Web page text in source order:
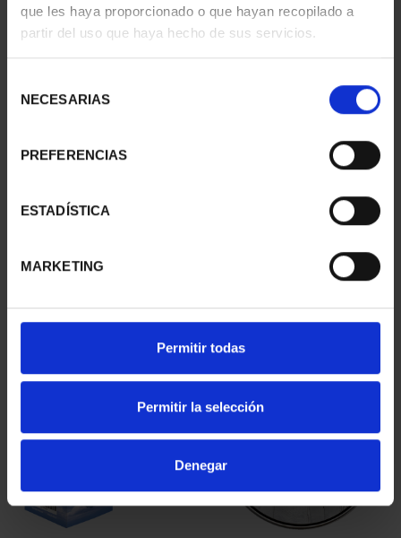
que les haya proporcionado o que hayan recopilado a
partir del uso que haya hecho de sus servicios.
NECESARIAS
PREFERENCIAS
ESTADÍSTICA
MARKETING
Permitir todas
Permitir la selección
Denegar
610,00 €
250 ANIV. EEUU -
610,00 €